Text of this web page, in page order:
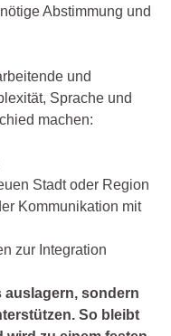
Abstimmung und
und
Sprache und
machen:
Stadt oder Region
Kommunikation mit
zur Integration
auslagern, sondern
So bleibt